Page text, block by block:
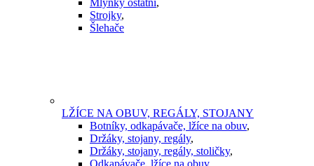
Mlýnky ostatní,
Strojky,
Šlehače
LŽÍCE NA OBUV, REGÁLY, STOJANY
Botníky, odkapávače, lžíce na obuv,
Držáky, stojany, regály,
Držáky, stojany, regály, stoličky,